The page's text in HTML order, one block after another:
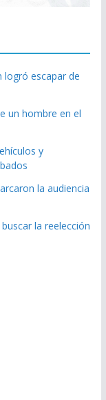
logró escapar de
un hombre en el
y
la audiencia
la reelección